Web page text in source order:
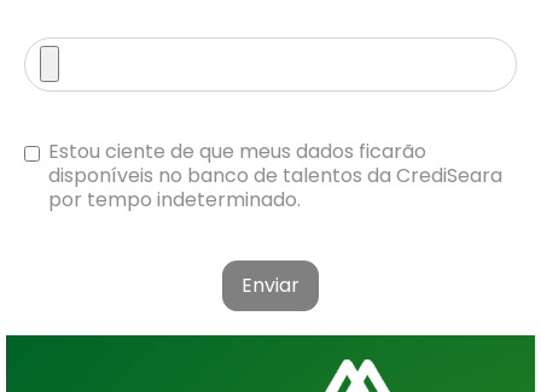
Estou ciente de que meus dados ficarão
disponíveis no banco de talentos da CrediSeara
por tempo indeterminado.
Enviar